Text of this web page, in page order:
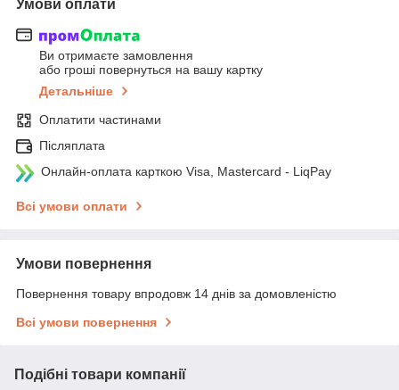
Умови оплати
Ви отримаєте замовлення
або гроші повернуться на вашу картку
Детальніше
Оплатити частинами
Післяплата
Онлайн-оплата карткою Visa, Mastercard - LiqPay
Всі умови оплати
Умови повернення
Повернення товару впродовж 14 днів за домовленістю
Всі умови повернення
Подібні товари компанії